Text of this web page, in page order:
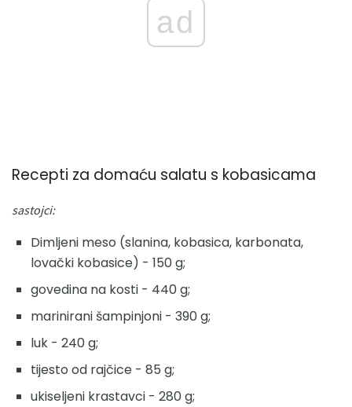
ad
Recepti za domaću salatu s kobasicama
sastojci:
Dimljeni meso (slanina, kobasica, karbonata,
lovački kobasice) - 150 g;
govedina na kosti - 440 g;
marinirani šampinjoni - 390 g;
luk - 240 g;
tijesto od rajčice - 85 g;
ukiseljeni krastavci - 280 g;